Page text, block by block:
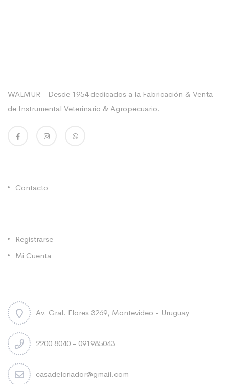
WALMUR - Desde 1954 dedicados a la Fabricación & Venta
de Instrumental Veterinario & Agropecuario.
Contacto
Registrarse
Mi Cuenta
Av. Gral. Flores 3269, Montevideo - Uruguay
2200 8040 - 091985043
casadelcriador@gmail.com